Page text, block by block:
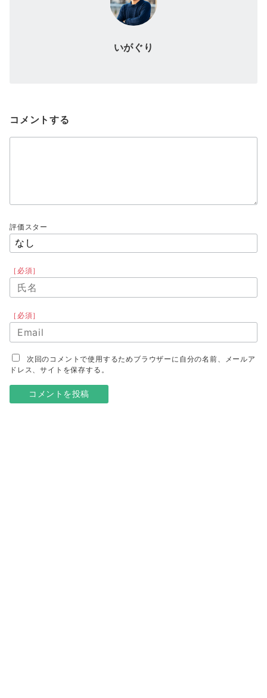
いがぐり
コメントする
評価スター
［必須］
［必須］
次回のコメントで使用するためブラウザーに自分の名前、メールア
ドレス、サイトを保存する。